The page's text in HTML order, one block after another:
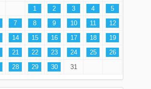
1
2 3 4
5
7 8 9 10 11
12
14 15 16 17 18
19
21 22 23 24 25
26
28 29 30 31